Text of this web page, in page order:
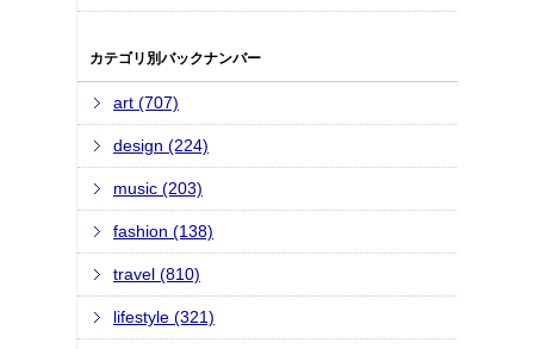
カテゴリ別バックナンバー
art (707)
design (224)
music (203)
fashion (138)
travel (810)
lifestyle (321)